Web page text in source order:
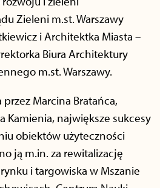
Zieleni m.st. Warszawy
i Architektka Miasta –
Biura Architektury
m.st. Warszawy.
Marcina Bratańca,
Kamienia, największe sukcesy
obiektów użyteczności
ją m.in. za rewitalizację
i targowiska w Mszanie